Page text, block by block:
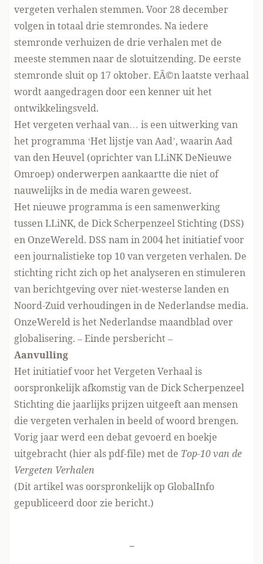
vergeten verhalen stemmen. Voor 28 december
volgen in totaal drie stemrondes. Na iedere
stemronde verhuizen de drie verhalen met de
meeste stemmen naar de slotuitzending. De eerste
stemronde sluit op 17 oktober. EÃ©n laatste verhaal
wordt aangedragen door een kenner uit het
ontwikkelingsveld.
Het vergeten verhaal van… is een uitwerking van
het programma ‘Het lijstje van Aad’, waarin Aad
van den Heuvel (oprichter van LLiNK DeNieuwe
Omroep) onderwerpen aankaartte die niet of
nauwelijks in de media waren geweest.
Het nieuwe programma is een samenwerking
tussen LLiNK, de Dick Scherpenzeel Stichting (DSS)
en OnzeWereld. DSS nam in 2004 het initiatief voor
een journalistieke top 10 van vergeten verhalen. De
stichting richt zich op het analyseren en stimuleren
van berichtgeving over niet-westerse landen en
Noord-Zuid verhoudingen in de Nederlandse media.
OnzeWereld is het Nederlandse maandblad over
globalisering. – Einde persbericht –
Aanvulling
Het initiatief voor het Vergeten Verhaal is
oorspronkelijk afkomstig van de Dick Scherpenzeel
Stichting die jaarlijks prijzen uitgeeft aan mensen
die vergeten verhalen in beeld of woord brengen.
Vorig jaar werd een debat gevoerd en boekje
uitgebracht (hier als pdf-file) met de Top-10 van de
Vergeten Verhalen
(Dit artikel was oorspronkelijk op GlobalInfo
gepubliceerd door zie bericht.)
-